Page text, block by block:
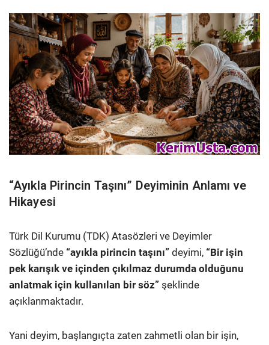
“Ayıkla Pirincin Taşını” Deyiminin Anlamı ve
Hikayesi
Türk Dil Kurumu (TDK) Atasözleri ve Deyimler
Sözlüğü’nde “ayıkla pirincin taşını” deyimi, “Bir işin
pek karışık ve içinden çıkılmaz durumda olduğunu
anlatmak için kullanılan bir söz” şeklinde
açıklanmaktadır.
Yani deyim, başlangıçta zaten zahmetli olan bir işin,